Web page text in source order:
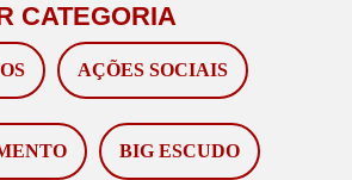
CATEGORIA
AÇÕES SOCIAIS
BIG ESCUDO